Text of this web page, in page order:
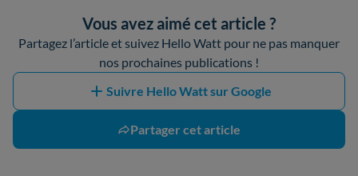
Vous avez aimé cet article ?
Partagez l’article et suivez Hello Watt pour ne pas manquer
nos prochaines publications !
Suivre Hello Watt sur Google
Partager cet article